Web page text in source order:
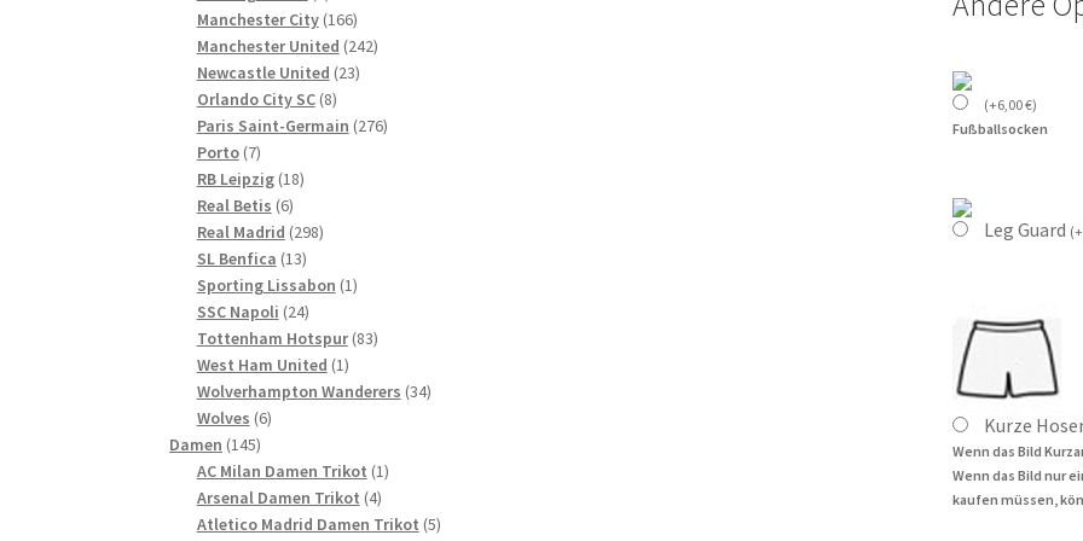
(+6,00€)
Fußballsocken
Leg Guard (+
Kurze
Wenn das Bild
Wenn das Bild nur
kaufen müssen,
Produkte
Manchester City 166166
Produkte
Manchester United 242242
Newcastle United 2323
Orlando City SC 88
Produkte
Paris Saint-Germain 276276
Porto 77
Produkte
RB Leipzig 1818
Real Betis 66
Produkte
Real Madrid 298298
SL Benfica 1313
Produkte
Sporting Lissabon 11
SSC Napoli 2424
Produkte
Tottenham Hotspur 8383
West Ham United 11
Produkt
Wolverhampton Wanderers 3434
Wolves 66
Damen 145145
Produkte
AC Milan Damen Trikot 11
Arsenal Damen Trikot 44
Produkte
Atletico Madrid Damen Trikot 55